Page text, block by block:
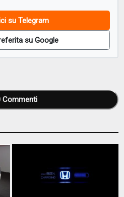
su Telegram
su Google
Commenti